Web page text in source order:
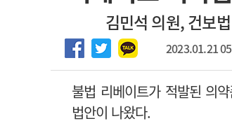
마취통증의학과 임기
김민석 의원, 건보
2023.01.21
불법 리베이트가 적발된 의
법안이 나왔다.